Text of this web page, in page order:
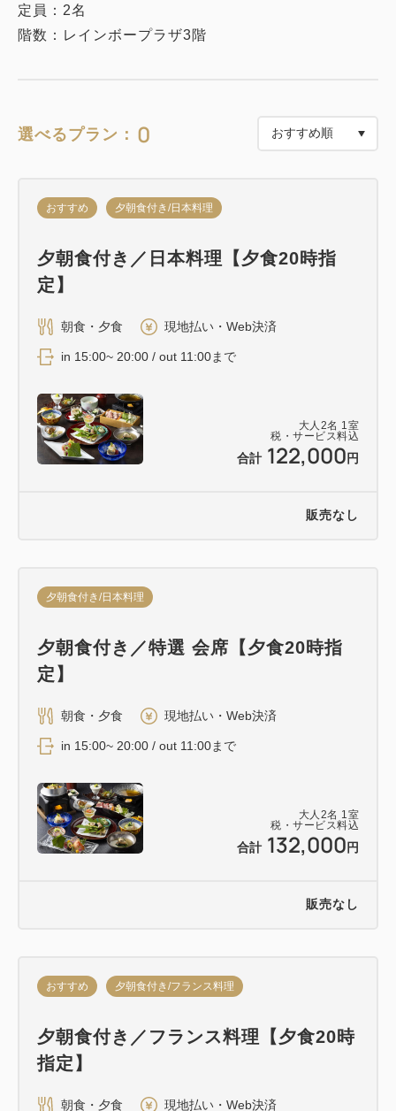
定員：2名
階数：レインボープラザ3階
選べるプラン： 0
大人 2名 1室
税・サービス料込
合計 122,000 円
おすすめ 夕朝食付き/日本料理
夕朝食付き／日本料理【夕食20時指
定】
朝食・夕食 現地払い・Web決済
in 15:00~ 20:00 / out 11:00まで
販売なし
大人 2名 1室
税・サービス料込
合計 132,000 円
夕朝食付き/日本料理
夕朝食付き／特選 会席【夕食20時指
定】
朝食・夕食 現地払い・Web決済
in 15:00~ 20:00 / out 11:00まで
販売なし
おすすめ 夕朝食付き/フランス料理
夕朝食付き／フランス料理【夕食20時
指定】
朝食・夕食 現地払い・Web決済